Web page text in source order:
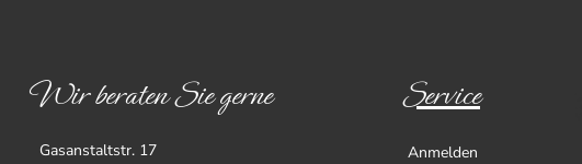
Wir beraten Sie gerne
Gasanstaltstr. 17
Service
Anmelden